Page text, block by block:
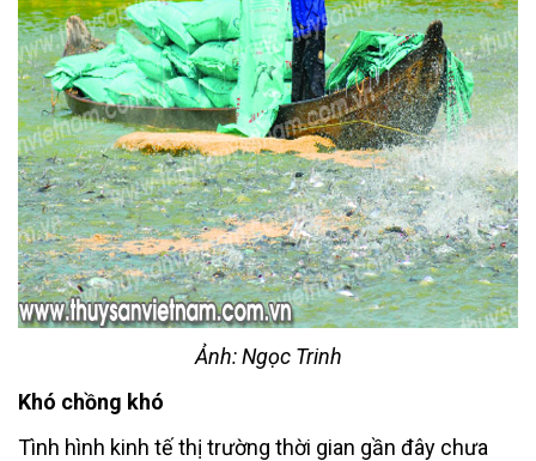
Ảnh: Ngọc Trinh
Khó chồng khó
Tình hình kinh tế thị trường thời gian gần đây chưa